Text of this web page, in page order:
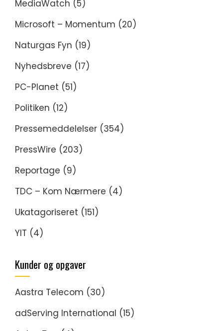
MediaWatch (5)
Microsoft – Momentum (20)
Naturgas Fyn (19)
Nyhedsbreve (17)
PC-Planet (51)
Politiken (12)
Pressemeddelelser (354)
PressWire (203)
Reportage (9)
TDC – Kom Nærmere (4)
Ukatagoriseret (151)
YIT (4)
Kunder og opgaver
Aastra Telecom (30)
adServing International (15)